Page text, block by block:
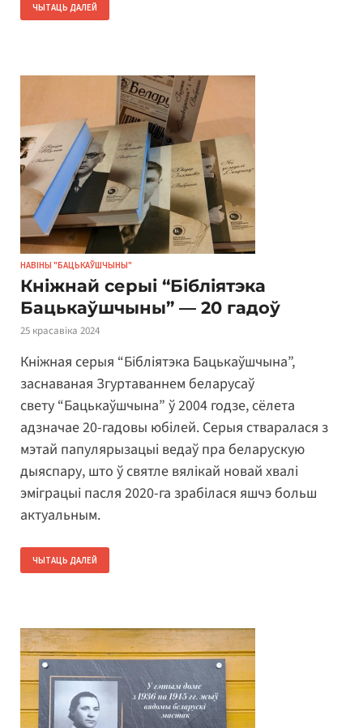
ЧЫТАЦЬ ДАЛЕЙ
НАВІНЫ "БАЦЬКАЎШЧЫНЫ"
Кніжнай серыі “Бібліятэка
Бацькаўшчыны” — 20 гадоў
25 красавіка 2024
Кніжная серыя “Бібліятэка Бацькаўшчына”,
заснаваная Згуртаваннем беларусаў
свету “Бацькаўшчына” ў 2004 годзе, сёлета
адзначае 20-гадовы юбілей. Серыя стваралася з
мэтай папулярызацыі ведаў пра беларускую
дыяспару, што ў святле вялікай новай хвалі
эміграцыі пасля 2020-га зрабілася яшчэ больш
актуальным.
ЧЫТАЦЬ ДАЛЕЙ